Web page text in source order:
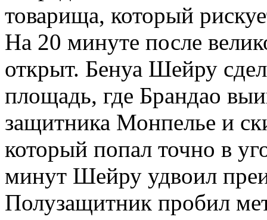
товарища, который
На 20 минуте после
открыт. Бенуа Шейру
площадь, где Брандао
защитника Монпелье и
который попал точно в
минут Шейру удвоил
Полузащитник пробил